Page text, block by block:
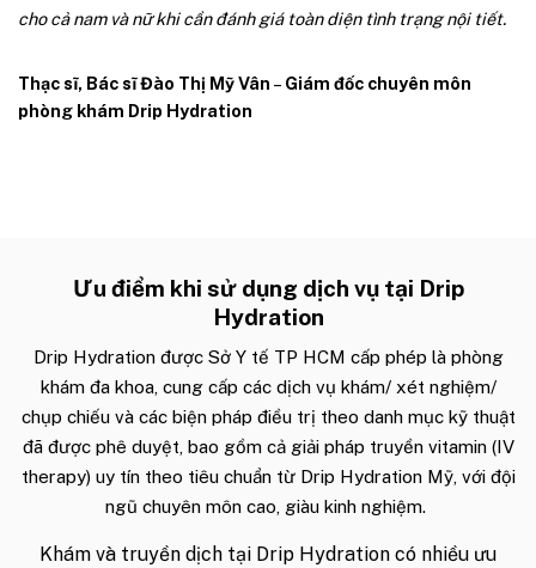
cho cả nam và nữ khi cần đánh giá toàn diện tình trạng nội tiết.
Thạc sĩ, Bác sĩĐào Thị Mỹ Vân – Giám đốc chuyên môn
phòng khám Drip Hydration
Ưu điểm khi sử dụng dịch vụ tại Drip
Hydration
Drip Hydration được Sở Y tế TP HCM cấp phép là phòng
khám đa khoa, cung cấp các dịch vụ khám/ xét nghiệm/
chụp chiếu và các biện pháp điều trị theo danh mục kỹ thuật
đã được phê duyệt, bao gồm cả giải pháp truyền vitamin (IV
therapy) uy tín theo tiêu chuẩn từ Drip Hydration Mỹ, với đội
ngũ chuyên môn cao, giàu kinh nghiệm.
Khám và truyền dịch tại Drip Hydration có nhiều ưu